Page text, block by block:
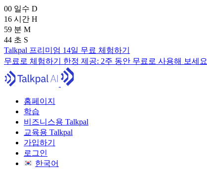
00 일수 D
16 시간 H
59 분 M
43 초 S
Talkpal 프리미엄 14일 무료 체험하기
무료로 체험하기 한정 제공: 2주 동안 무료로 사용해 보세요
홈페이지
학습
비즈니스용 Talkpal
교육용 Talkpal
가입하기
로그인
한국어